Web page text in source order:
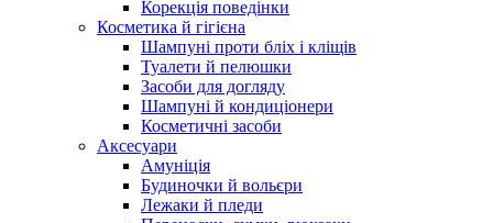
Корекція поведінки
Косметика й гігієна
Шампуні проти бліх і кліщів
Туалети й пелюшки
Засоби для догляду
Шампуні й кондиціонери
Косметичні засоби
Аксесуари
Амуніція
Будиночки й вольєри
Лежаки й пледи